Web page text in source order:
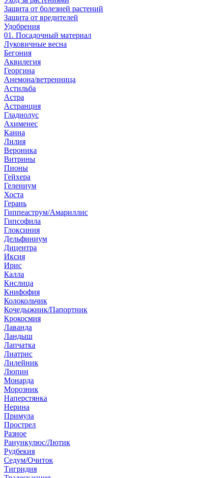
Защита от болезней растений
Защита от вредителей
Удобрения
01. Посадочный материал
Луковичные весна
Бегония
Аквилегия
Георгина
Анемона/ветренница
Астильба
Астра
Астранция
Гладиолус
Ахименес
Канна
Лилия
Вероника
Витрины
Пионы
Гейхера
Гелениум
Хоста
Герань
Гиппеаструм/Амариллис
Гипсофила
Глоксиния
Дельфиниум
Дицентра
Иксия
Ирис
Калла
Кислица
Книфофия
Колокольчик
Кочедыжник/Папортник
Крокосмия
Лаванда
Ландыш
Лапчатка
Лиатрис
Лилейник
Люпин
Монарда
Морозник
Наперстянка
Нерина
Примула
Прострел
Разное
Ранункулюс/Лютик
Рудбекия
Седум/Очиток
Тигридия